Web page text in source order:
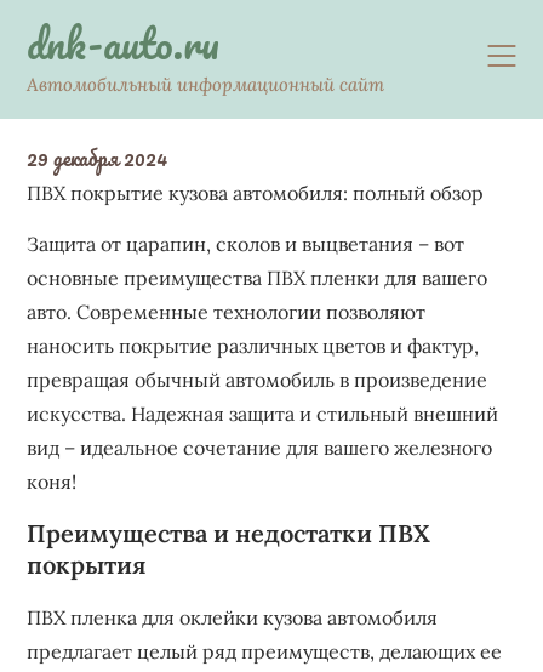
contentdnk-auto.ru
Автомобильный информационный сайт
29 декабря 2024
ПВХ покрытие кузова автомобиля: полный обзор
Защита от царапин, сколов и выцветания – вот
основные преимущества ПВХ пленки для вашего
авто. Современные технологии позволяют
наносить покрытие различных цветов и фактур,
превращая обычный автомобиль в произведение
искусства. Надежная защита и стильный внешний
вид – идеальное сочетание для вашего железного
коня!
Преимущества и недостатки ПВХ
покрытия
ПВХ пленка для оклейки кузова автомобиля
предлагает целый ряд преимуществ, делающих ее